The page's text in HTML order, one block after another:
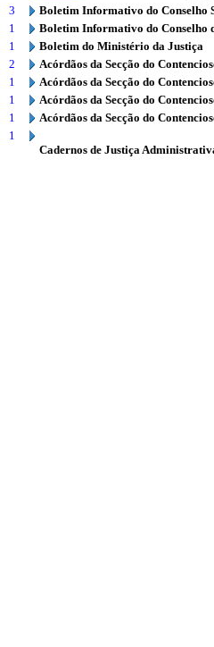
3
Boletim Informativo do Conselho
1
Boletim Informativo do Conselho
1
Boletim do Ministério da Justiça
2
Acórdãos da Secção do
1
Acórdãos da Secção do
1
Acórdãos da Secção do
1
Acórdãos da Secção do
1
Cadernos de Justiça